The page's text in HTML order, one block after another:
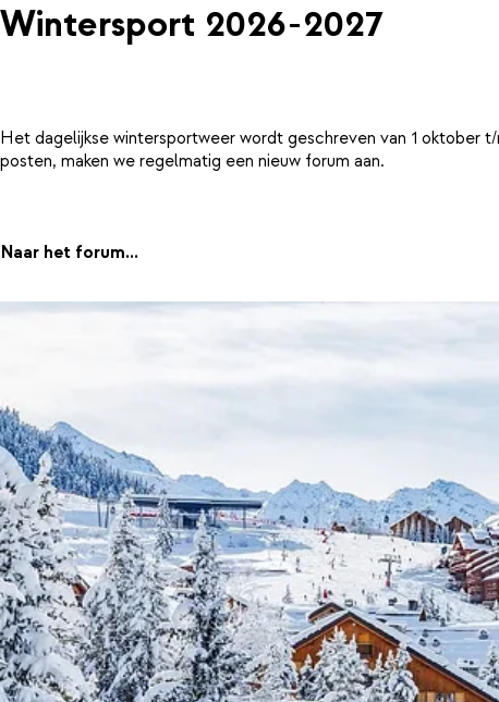
Wintersport 2026-2027
Het dagelijkse wintersportweer wordt geschreven van 1 oktober
posten, maken we regelmatig een nieuw forum aan.
Naar het forum...